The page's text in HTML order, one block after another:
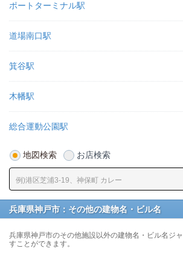
ポートターミナル駅
道場南口駅
箕谷駅
木幡駅
総合運動公園駅
地図検索 お店検索
兵庫県神戸市：その他の建物名・ビル名
兵庫県神戸市のその他施設以外の建物名・ビル名ジ
すことができます。